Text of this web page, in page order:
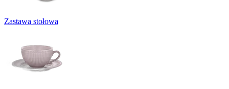
Zastawa stołowa